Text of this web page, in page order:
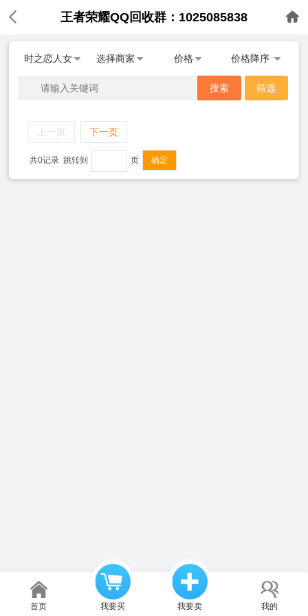
王者荣耀QQ回收群：1025085838
时之恋人女 选择商家 价格 价格降序
搜索 筛选
上一页 下一页
共0记录 跳转到 页
首页 我要买 我要卖 我的